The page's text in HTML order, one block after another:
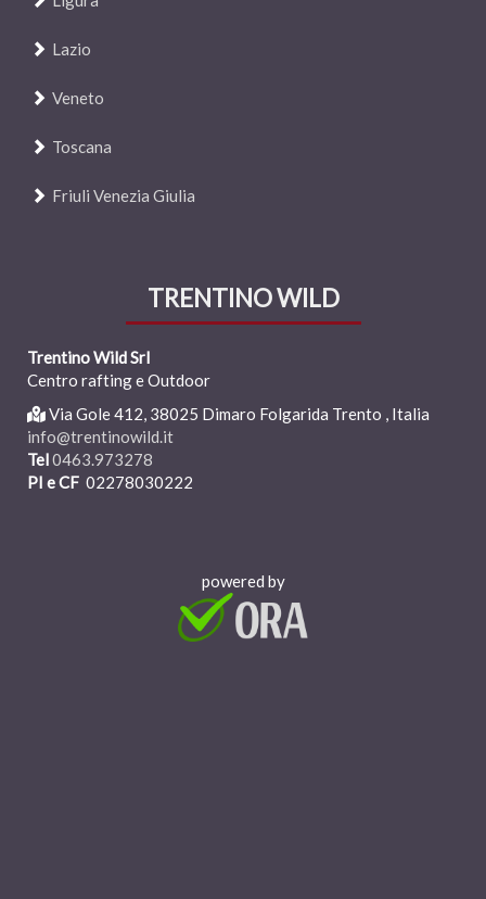
Lazio
Veneto
Toscana
Friuli Venezia Giulia
TRENTINO WILD
Trentino Wild Srl
Centro rafting e Outdoor
Via Gole 412, 38025 Dimaro Folgarida Trento , Italia
info@trentinowild.it
Tel0463.973278
PI e CF 02278030222
powered by